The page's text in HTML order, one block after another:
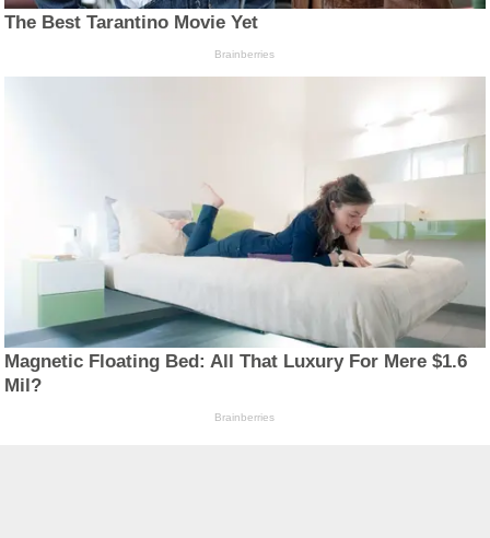
The Best Tarantino Movie Yet
Brainberries
Magnetic Floating Bed: All That Luxury For Mere $1.6
Mil?
Brainberries